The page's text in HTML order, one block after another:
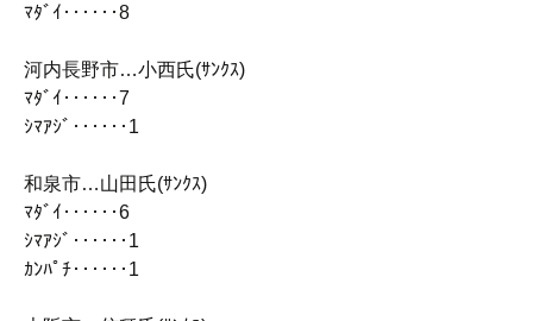
ﾏﾀﾞｲ‥‥‥8
河内長野市…小西氏(ｻﾝｸｽ)
ﾏﾀﾞｲ‥‥‥7
ｼﾏｱｼﾞ‥‥‥1
和泉市…山田氏(ｻﾝｸｽ)
ﾏﾀﾞｲ‥‥‥6
ｼﾏｱｼﾞ‥‥‥1
ｶﾝﾊﾟﾁ‥‥‥1